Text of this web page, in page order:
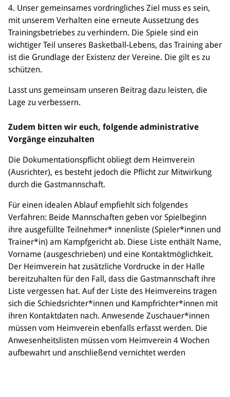
Schiedsrichterwesen
Bildungsangebote im BVSA
Externe Bildungsangebote
Service
Stellenangebote
Downloads
Turnier- & Campbörse
Kontakt
Vereinsfanshops
4. Unser gemeinsames vordringliches Ziel muss es sein,
mit unserem Verhalten eine erneute Aussetzung des
Trainingsbetriebes zu verhindern. Die Spiele sind ein
wichtiger Teil unseres Basketball-Lebens, das Training aber
ist die Grundlage der Existenz der Vereine. Die gilt es zu
schützen.
Lasst uns gemeinsam unseren Beitrag dazu leisten, die
Lage zu verbessern.
Zudem bitten wir euch, folgende administrative
Vorgänge einzuhalten
Die Dokumentationspflicht obliegt dem Heimverein
(Ausrichter), es besteht jedoch die Pflicht zur Mitwirkung
durch die Gastmannschaft.
Für einen idealen Ablauf empfiehlt sich folgendes
Verfahren: Beide Mannschaften geben vor Spielbeginn
ihre ausgefüllte Teilnehmer* innenliste (Spieler*innen und
Trainer*in) am Kampfgericht ab. Diese Liste enthält Name,
Vorname (ausgeschrieben) und eine Kontaktmöglichkeit.
Der Heimverein hat zusätzliche Vordrucke in der Halle
bereitzuhalten für den Fall, dass die Gastmannschaft ihre
Liste vergessen hat. Auf der Liste des Heimvereins tragen
sich die Schiedsrichter*innen und Kampfrichter*innen mit
ihren Kontaktdaten nach. Anwesende Zuschauer*innen
müssen vom Heimverein ebenfalls erfasst werden. Die
Anwesenheitslisten müssen vom Heimverein 4 Wochen
aufbewahrt und anschließend vernichtet werden